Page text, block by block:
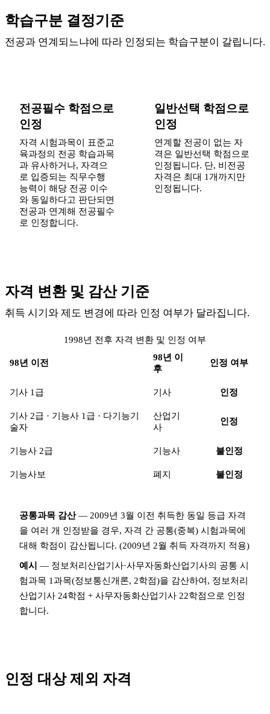
학습구분 결정기준
전공과 연계되느냐에 따라 인정되는 학습구분이 갈립니다.
전공필수 학점으로
인정
자격 시험과목이 표준교
육과정의 전공 학습과목
과 유사하거나, 자격으
로 입증되는 직무수행
능력이 해당 전공 이수
와 동일하다고 판단되면
전공과 연계해 전공필수
로 인정합니다.
일반선택 학점으로
인정
연계할 전공이 없는 자
격은 일반선택 학점으로
인정됩니다. 단, 비전공
자격은 최대 1개까지만
인정됩니다.
자격 변환 및 감산 기준
취득 시기와 제도 변경에 따라 인정 여부가 달라집니다.
1998년 전후 자격 변환 및 인정 여부
98년 이전
98년 이
후
인정 여부
기사 1급 기사 인정
기사 2급 · 기능사 1급 · 다기능기
술자
산업기
사
인정
기능사 2급 기능사 불인정
기능사보 폐지 불인정
공통과목 감산— 2009년 3월 이전 취득한 동일 등급 자격
을 여러 개 인정받을 경우, 자격 간 공통(중복) 시험과목에
대해 학점이 감산됩니다. (2009년 2월 취득 자격까지 적용)
예시 — 정보처리산업기사·사무자동화산업기사의 공통 시
험과목 1과목(정보통신개론, 2학점)을 감산하여, 정보처리
산업기사 24학점 + 사무자동화산업기사 22학점으로 인정
합니다.
인정 대상 제외 자격